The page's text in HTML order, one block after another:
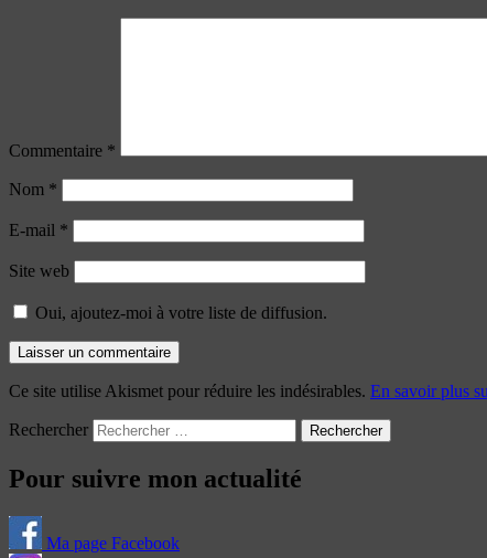
Commentaire *
Nom *
E-mail *
Site web
Oui, ajoutez-moi à votre liste de diffusion.
Ce site utilise Akismet pour réduire les indésirables. En savoir plus
Rechercher
Pour suivre mon actualité
Ma page Facebook